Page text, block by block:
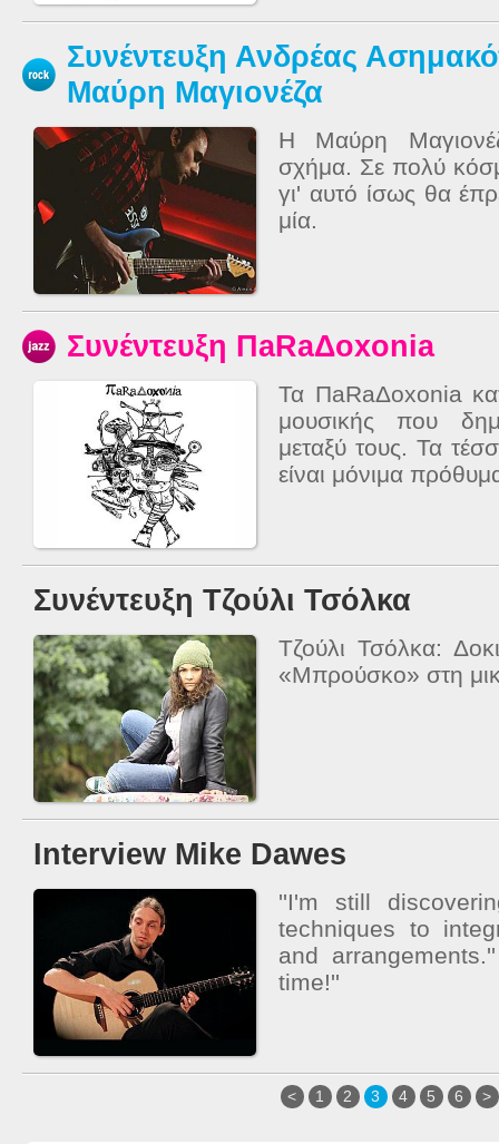
Συνέντευξη Ανδρέας
Μαύρη Μαγιονέζα
Η Μαύρη
σχήμα. Σε πολύ
γι' αυτό ίσως θα
μία.
Συνέντευξη ΠaRaΔoxonia
Τα ΠaRaΔoxonia
μουσικής που
μεταξύ τους. Τα
είναι μόνιμα
Συνέντευξη Τζούλι Τσόλκα
Τζούλι Τσόλκα:
«Μπρούσκο» στη
Interview Mike Dawes
''I'm still
techniques to
and
time!''
< 1 2 3 4 5 6 >